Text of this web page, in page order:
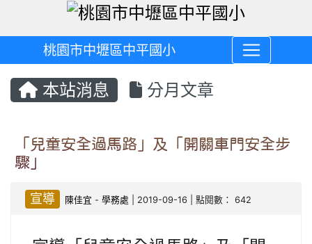
桃園市中壢區中平國小
本站消息 分月文章
「兒童安全過馬路」及「開關車門安全步
驟」
宣導 陳佳宜 -學務處 | 2019-09-16 | 點閱數： 642